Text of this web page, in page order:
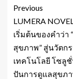
Previous
LUMERA
เริ่มต้นของคำว่า
สุขภาพ” สู่นวัตก
เทคโนโลยี โซลู
ปันการดูแลสุขภ